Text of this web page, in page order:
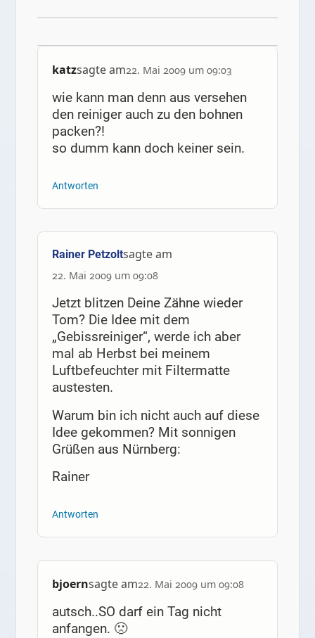
katzsagte am22. Mai 2009 um 09:03
wie kann man denn aus versehen
den reiniger auch zu den bohnen
packen?!
so dumm kann doch keiner sein.
Antworten
Rainer Petzoltsagte am
22. Mai 2009 um 09:08
Jetzt blitzen Deine Zähne wieder
Tom? Die Idee mit dem
„Gebissreiniger“, werde ich aber
mal ab Herbst bei meinem
Luftbefeuchter mit Filtermatte
austesten.
Warum bin ich nicht auch auf diese
Idee gekommen? Mit sonnigen
Grüßen aus Nürnberg:
Rainer
Antworten
bjoernsagte am22. Mai 2009 um 09:08
autsch..SO darf ein Tag nicht
anfangen. 🙁